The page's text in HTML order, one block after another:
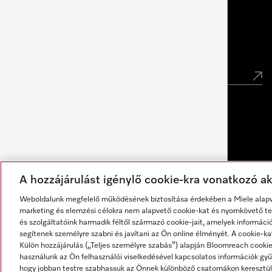
A válaszokat mesterséges intelligencia generálja.
A hozzájárulást igénylő cookie-kra vonatkozó
Weboldalunk megfelelő működésének biztosítása érdekében a Miele
marketing és elemzési célokra nem alapvető cookie-kat és nyomkövető
és szolgáltatóink harmadik féltől származó cookie-jait, amelyek
segítenek személyre szabni és javítani az Ön online élményét. A cookie-
Külön hozzájárulás („Teljes személyre szabás”) alapján Bloomreach
használunk az Ön felhasználói viselkedésével kapcsolatos információk
hogy jobban testre szabhassuk az Önnek különböző csatornákon